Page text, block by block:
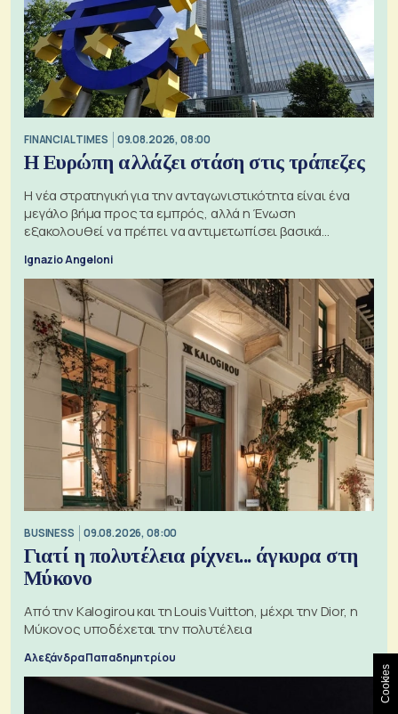
FINANCIAL TIMES 09.08.2026, 08:00
Η Ευρώπη αλλάζει στάση στις τράπεζες
Η νέα στρατηγική για την ανταγωνιστικότητα είναι ένα
μεγάλο βήμα προς τα εμπρός, αλλά η Ένωση
εξακολουθεί να πρέπει να αντιμετωπίσει βασικά
Ignazio Angeloni
BUSINESS 09.08.2026, 08:00
Γιατί η πολυτέλεια ρίχνει... άγκυρα στη
Μύκονο
Από την Kalogirou και τη Louis Vuitton, μέχρι την Dior, η
Μύκονος υποδέχεται την πολυτέλεια
Αλεξάνδρα Παπαδημητρίου
Cookies